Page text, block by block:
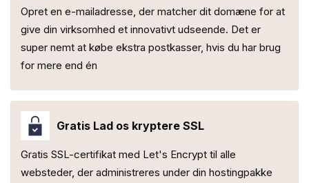
Opret en e-mailadresse, der matcher dit domæne for at
give din virksomhed et innovativt udseende. Det er
super nemt at købe ekstra postkasser, hvis du har brug
for mere end én
Gratis Lad os kryptere SSL
Gratis SSL-certifikat med Let's Encrypt til alle
websteder, der administreres under din hostingpakke